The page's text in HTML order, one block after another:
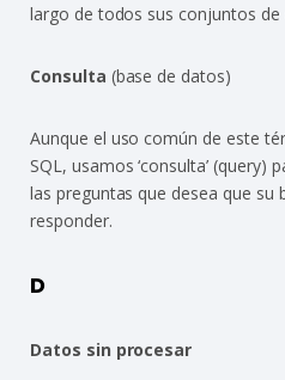
largo de todos sus conjuntos de
Consulta (base de datos)
Aunque el uso común de este
SQL, usamos ‘consulta’
las preguntas que desea que su
responder.
D
Datos sin procesar